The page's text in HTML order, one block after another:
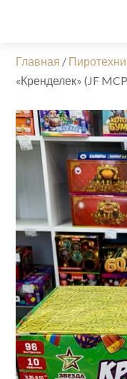
Главная /
«Кренделек» (JF